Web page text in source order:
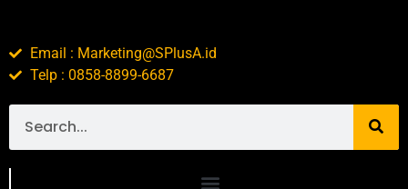
Email : Marketing@SPlusA.id
Telp : 0858-8899-6687